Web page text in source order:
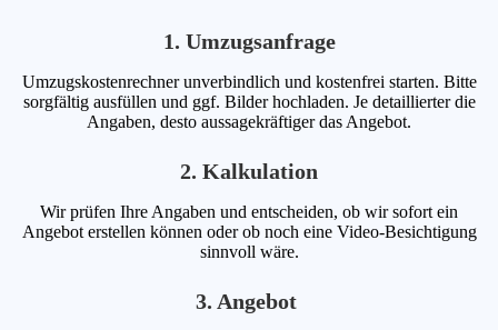
1. Umzugsanfrage
Umzugskostenrechner unverbindlich und kostenfrei starten. Bitte
sorgfältig ausfüllen und ggf. Bilder hochladen. Je detaillierter die
Angaben, desto aussagekräftiger das Angebot.
2. Kalkulation
Wir prüfen Ihre Angaben und entscheiden, ob wir sofort ein
Angebot erstellen können oder ob noch eine Video-Besichtigung
sinnvoll wäre.
3. Angebot